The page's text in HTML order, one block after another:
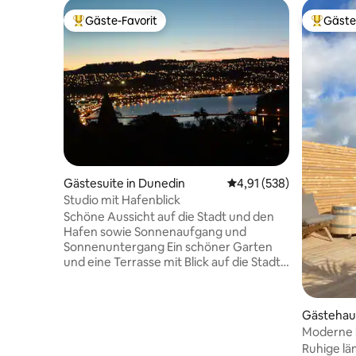
Beliebter Gäste-Favorit.
Gäste-Favorit
Gästesuite in Dunedin Durchschnittliche
4,91 (538)
Studio mit Hafenblick
Schöne Aussicht auf die Stadt und den
Hafen sowie Sonnenaufgang und
Sonnenuntergang Ein schöner Garten
und eine Terrasse mit Blick auf die Stadt,
Moderne
Ruhige